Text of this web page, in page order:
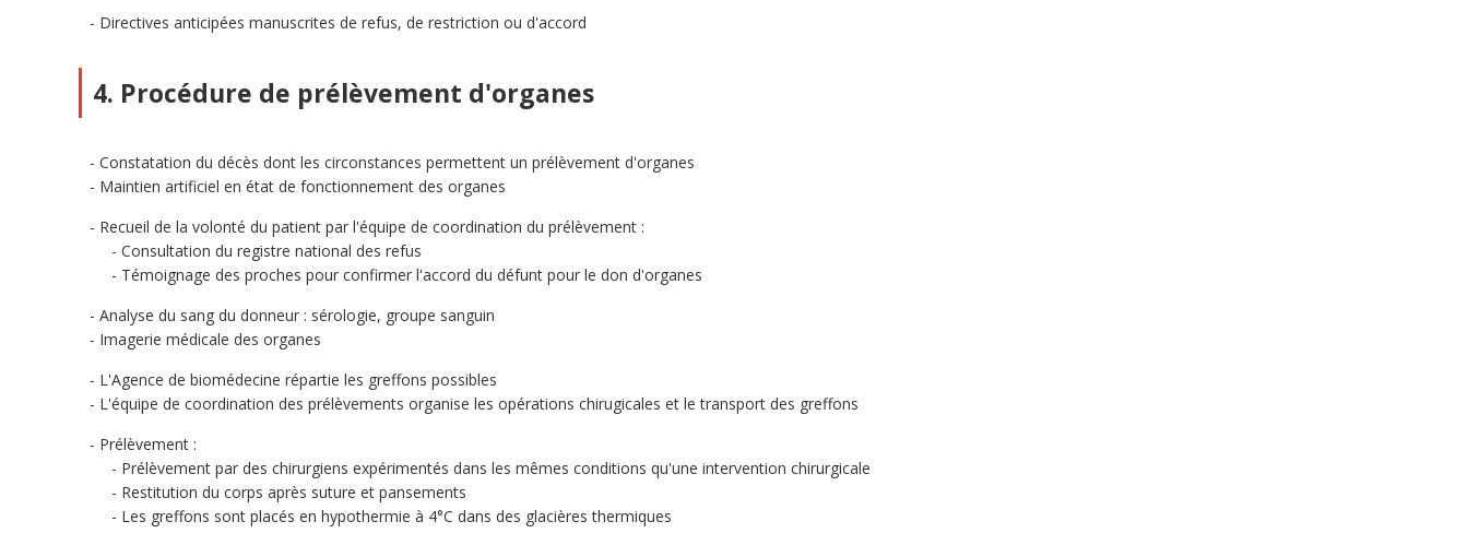
Directives anticipées manuscrites de refus, de restriction ou d'accord
4. Procédure de prélèvement d'organes
Constatation du décès dont les circonstances permettent un prélèvement d'organes
Maintien artificiel en état de fonctionnement des organes
Recueil de la volonté du patient par l'équipe de coordination du prélèvement :
Consultation du registre national des refus
Témoignage des proches pour confirmer l'accord du défunt pour le don d'organes
Analyse du sang du donneur : sérologie, groupe sanguin
Imagerie médicale des organes
L'Agence de biomédecine répartie les greffons possibles
L'équipe de coordination des prélèvements organise les opérations chirugicales et le transport des greffons
Prélèvement :
Prélèvement par des chirurgiens expérimentés dans les mêmes conditions qu'une intervention chirurgicale
Restitution du corps après suture et pansements
Les greffons sont placés en hypothermie à 4°C dans des glacières thermiques